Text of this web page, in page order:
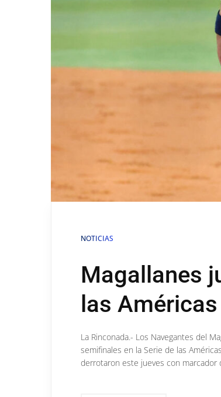
NOTICIAS
Magallanes
las Américas
La Rinconada.- Los Navegantes del
semifinales en la Serie de las
derrotaron este jueves con